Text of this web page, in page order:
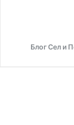
Блог Сел и